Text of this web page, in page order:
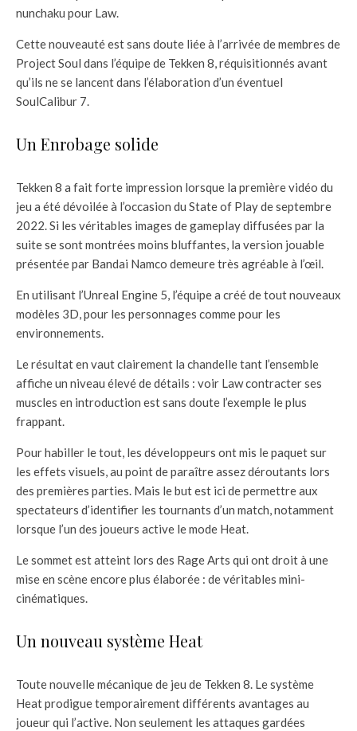
nunchaku pour Law.
Cette nouveauté est sans doute liée à l’arrivée de membres de
Project Soul dans l’équipe de Tekken 8, réquisitionnés avant
qu’ils ne se lancent dans l’élaboration d’un éventuel
SoulCalibur 7.
Un Enrobage solide
Tekken 8 a fait forte impression lorsque la première vidéo du
jeu a été dévoilée à l’occasion du State of Play de septembre
2022. Si les véritables images de gameplay diffusées par la
suite se sont montrées moins bluffantes, la version jouable
présentée par Bandai Namco demeure très agréable à l’œil.
En utilisant l’Unreal Engine 5, l’équipe a créé de tout nouveaux
modèles 3D, pour les personnages comme pour les
environnements.
Le résultat en vaut clairement la chandelle tant l’ensemble
affiche un niveau élevé de détails : voir Law contracter ses
muscles en introduction est sans doute l’exemple le plus
frappant.
Pour habiller le tout, les développeurs ont mis le paquet sur
les effets visuels, au point de paraître assez déroutants lors
des premières parties. Mais le but est ici de permettre aux
spectateurs d’identifier les tournants d’un match, notamment
lorsque l’un des joueurs active le mode Heat.
Le sommet est atteint lors des Rage Arts qui ont droit à une
mise en scène encore plus élaborée : de véritables mini-
cinématiques.
Un nouveau système Heat
Toute nouvelle mécanique de jeu de Tekken 8. Le système
Heat prodigue temporairement différents avantages au
joueur qui l’active. Non seulement les attaques gardées